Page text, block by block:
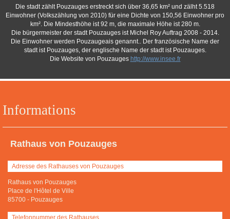
Informations
Rathaus von Pouzauges
Adresse des Rathauses von Pouzauges
Rathaus von Pouzauges
Place de l'Hôtel de Ville
85700 - Pouzauges
Telefonnummer des Rathauses
Die stadt zählt Pouzauges erstreckt sich über 36,65 km² und zälht 5.518
Einwohner (Volkszählung von 2010) für eine Dichte von 150,56 Einwohner pro
km². Die Mindesthöhe ist 92 m, die maximale Höhe ist 280 m.
Die bürgermeister der stadt Pouzauges ist Michel Roy Auftrag 2008 - 2014.
Die Einwohner werden Pouzaugeais genannt.. Der französische Name der
stadt ist Pouzauges, der englische Name der stadt ist Pouzauges.
Die Website von Pouzauges http://www.insee.fr